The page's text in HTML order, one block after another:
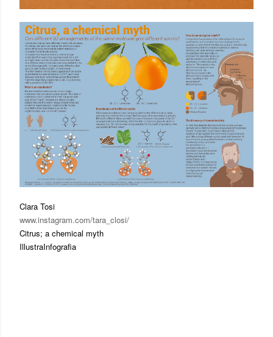
Clara Tosi
www.instagram.com/tara_closi/
Citrus; a chemical myth
IllustraInfografia